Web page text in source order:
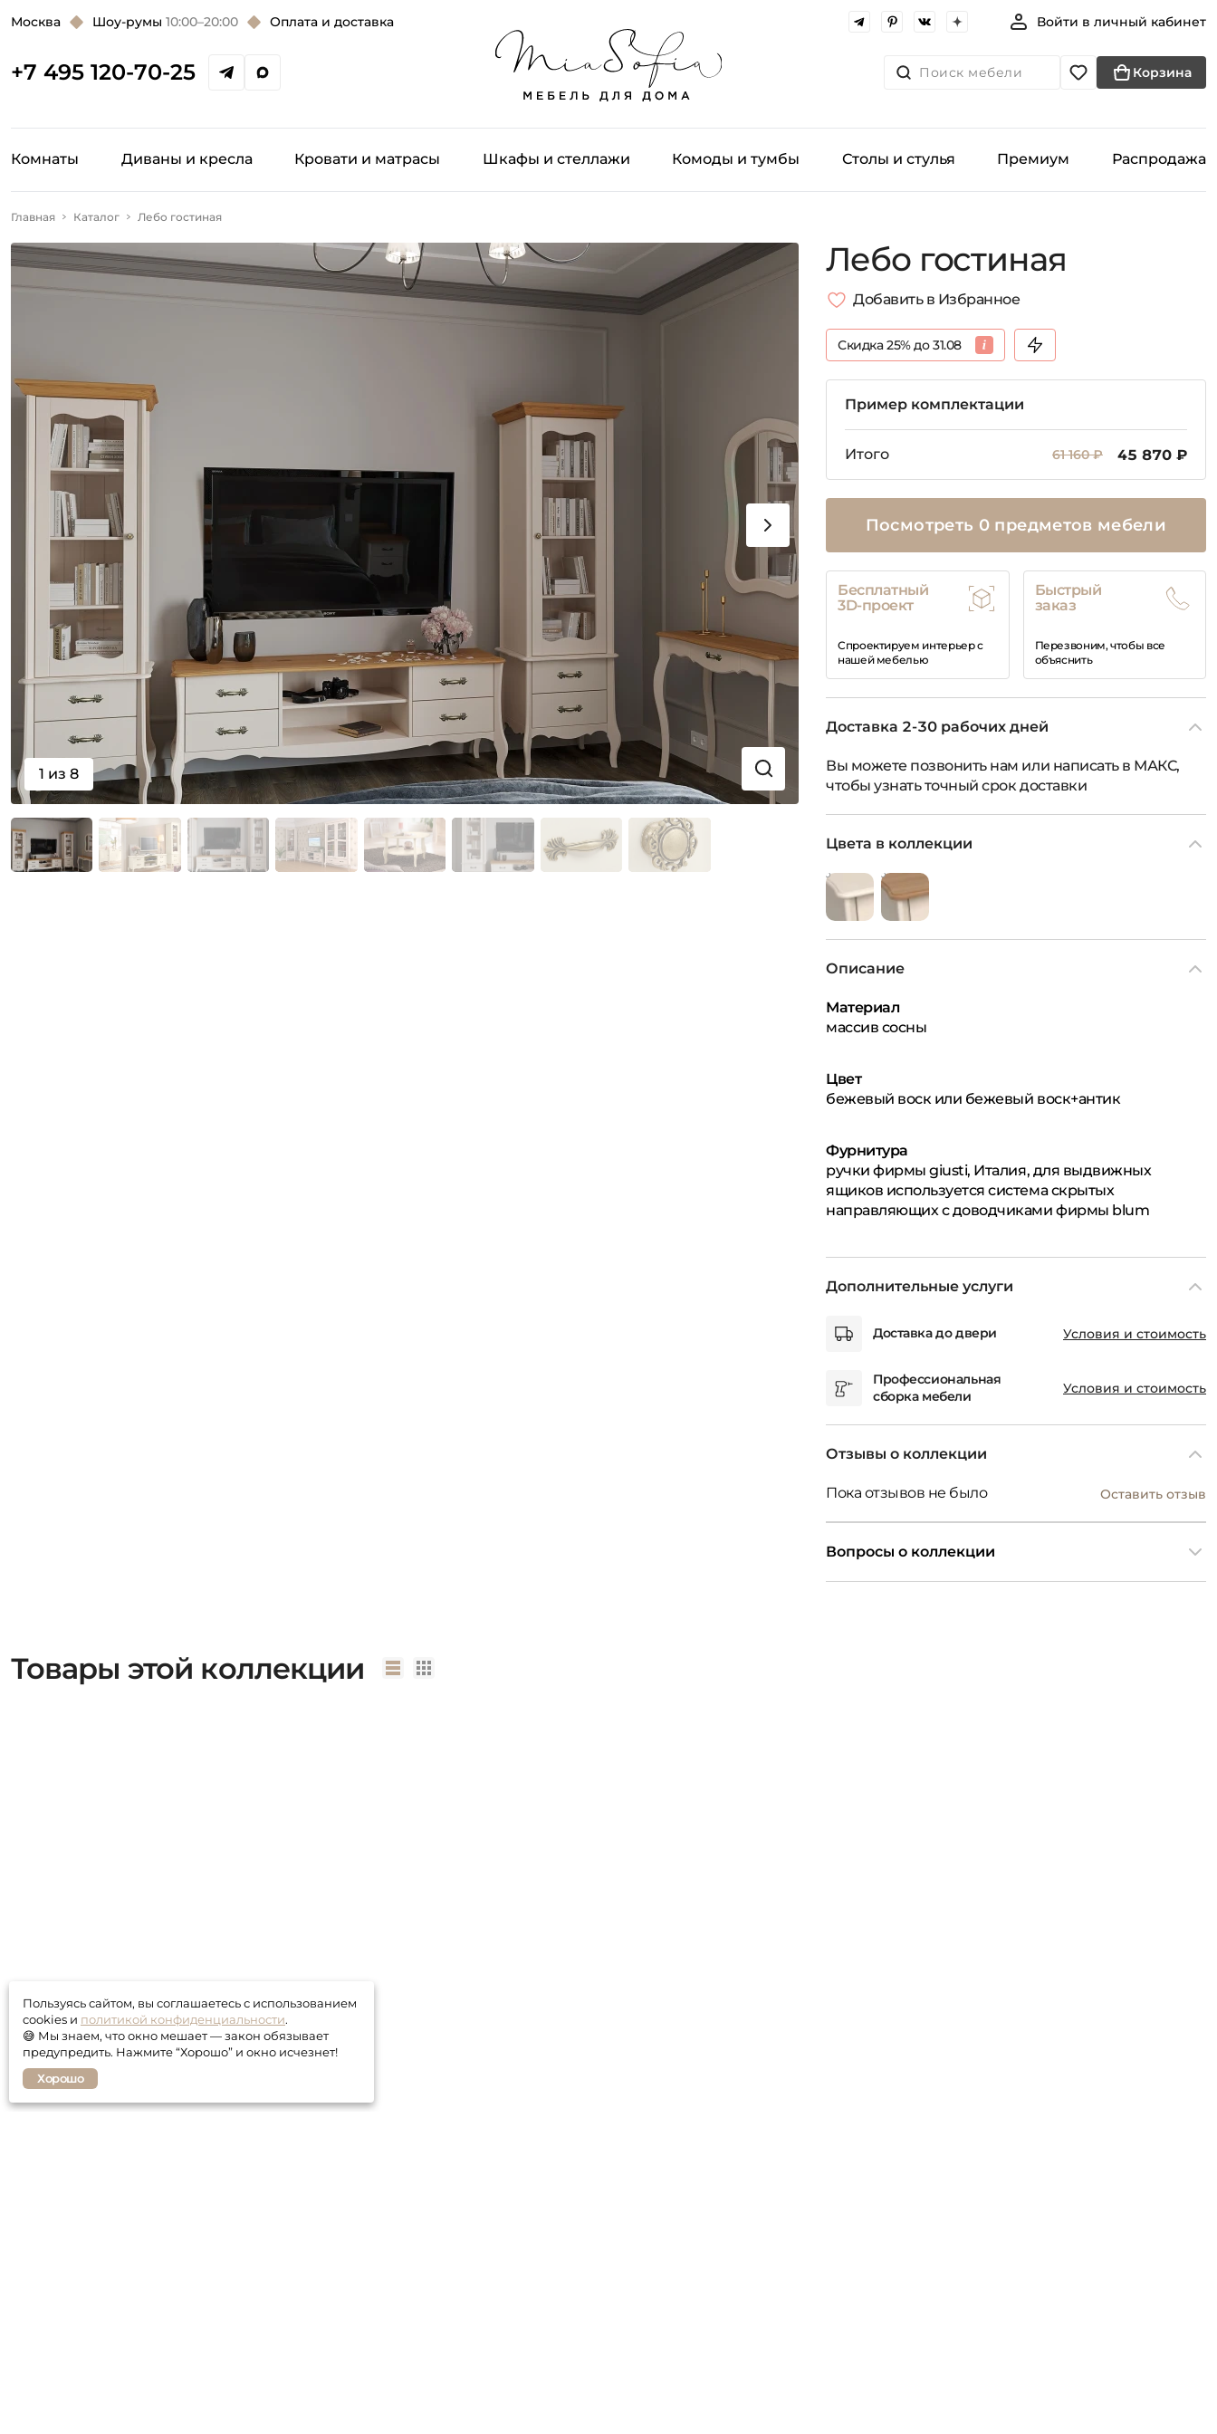
Москва Шоу-румы 10:00–20:00 Оплата и доставка Войти в личный кабинет
+7 495 120-70-25 Поиск мебели Корзина
Комнаты Диваны и кресла Кровати и матрасы Шкафы и стеллажи Комоды и тумбы Столы и стулья Премиум Распродажа
Главная Каталог Лебо гостиная
1 из 8
Лебо гостиная
Добавить в Избранное
Скидка 25% до 31.08
Пример комплектации
Итого 61 160 ₽ 45 870 ₽
Посмотреть 0 предметов мебели
Бесплатный
3D-проект
Спроектируем интерьер с
нашей мебелью
Быстрый
заказ
Перезвоним, чтобы все
объяснить
Доставка 2-30 рабочих дней
Вы можете позвонить нам или написать в МАКС,
чтобы узнать точный срок доставки
Цвета в коллекции
Описание
Материал
массив сосны
Цвет
бежевый воск или бежевый воск+антик
Фурнитура
ручки фирмы giusti, Италия, для выдвижных
ящиков используется система скрытых
направляющих с доводчиками фирмы blum
Дополнительные услуги
Доставка до двери Условия и стоимость
Профессиональная
сборка мебели
Условия и стоимость
Отзывы о коллекции
Пока отзывов не было Оставить отзыв
Вопросы о коллекции
Товары этой коллекции
Пользуясь сайтом, вы соглашаетесь с использованием
cookies и политикой конфиденциальности.
😅 Мы знаем, что окно мешает — закон обязывает
предупредить. Нажмите “Хорошо” и окно исчезнет!
Хорошо